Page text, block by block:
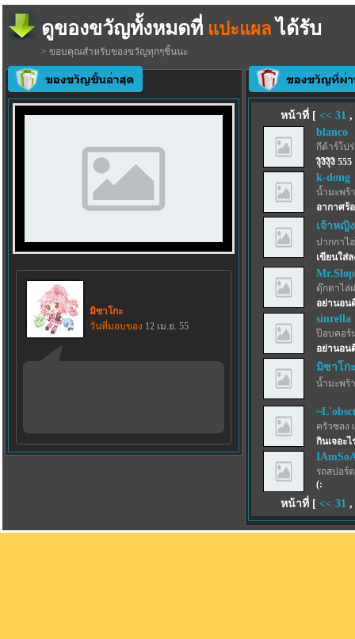
ดูของขวัญทั้งหมดที่ แปะแผล ได้รับ
> ขอบคุณสำหรับของขวัญทุกๆชิ้นนะ
มิซาโกะ
วันที่มอบของ 12 เม.ย. 55
หน้าที่ [ << 31 ,
blanco
กีต้าร์โป
งุิงิงุิงิ 555
k-dong
น้ำมะพร้
อากาศร้
เจ้าหญิ
ปากกาไ
เขียนใส่
ตุ๊กตาไล่
อย่านอน
sinrella
ป๊อบคอร์
อย่านอน
มิซาโก
น้ำมะพร้
ครัวซอง
กินเจอะ
รถสปอร์
(:
หน้าที่ [ << 31 ,